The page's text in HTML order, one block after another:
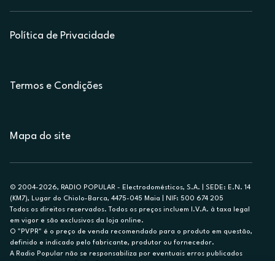
Política de Privacidade
Termos e Condições
Mapa do site
© 2004-2026, RADIO POPULAR - Electrodomésticos, S.A. | SEDE: E.N. 14
(KM7), Lugar do Chiolo-Barca, 4475-045 Maia | NIF: 500 674 205
Todos os direitos reservados. Todos os preços incluem I.V.A. à taxa legal
em vigor e são exclusivos da loja online.
O "PVPR" é o preço de venda recomendado para o produto em questão,
definido e indicado pelo fabricante, produtor ou fornecedor.
A Radio Popular não se responsabiliza por eventuais erros publicados